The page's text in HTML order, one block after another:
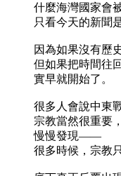
什麼海灣國家會
只看今天的新聞
因為如果沒有歷
但如果把時間往
實早就開始了。
很多人會說中東
宗教當然很重要
慢慢發現——
很多時候，宗教